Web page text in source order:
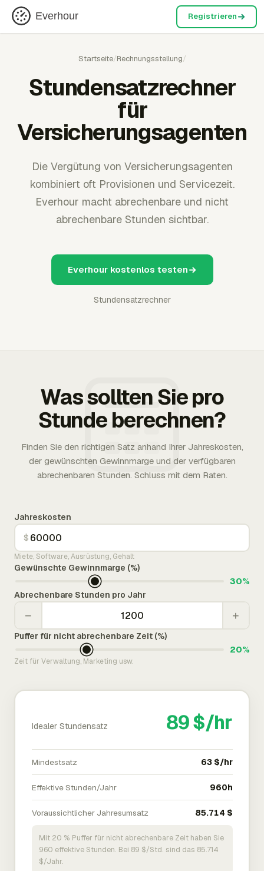
Everhour Registrieren
Startseite/Rechnungsstellung/
Stundensatzrechner
für
Versicherungsagenten
Die Vergütung von Versicherungsagenten
kombiniert oft Provisionen und Servicezeit.
Everhour macht abrechenbare und nicht
abrechenbare Stunden sichtbar.
Everhour kostenlos testen
Stundensatzrechner
Was sollten Sie pro
Stunde berechnen?
Finden Sie den richtigen Satz anhand Ihrer Jahreskosten,
der gewünschten Gewinnmarge und der verfügbaren
abrechenbaren Stunden. Schluss mit dem Raten.
Jahreskosten
$
Miete, Software, Ausrüstung, Gehalt
Gewünschte Gewinnmarge (%)
30%
Abrechenbare Stunden pro Jahr
− +
Puffer für nicht abrechenbare Zeit (%)
20%
Zeit für Verwaltung, Marketing usw.
Idealer Stundensatz 89 $/hr
Mindestsatz 63 $/hr
Effektive Stunden/Jahr 960h
Voraussichtlicher Jahresumsatz 85.714 $
Mit 20 % Puffer für nicht abrechenbare Zeit haben Sie
960 effektive Stunden. Bei 89 $/Std. sind das 85.714
$/Jahr.